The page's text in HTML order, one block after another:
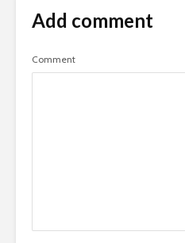
Add comment
Comment